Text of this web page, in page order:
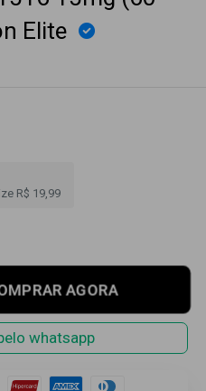
Elite
R$ 19,99
AGORA
whatsapp